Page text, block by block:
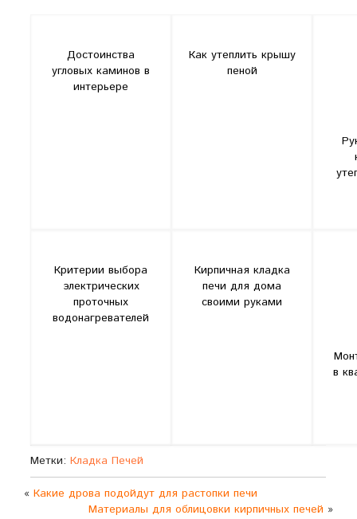
Достоинства
угловых каминов в
интерьере
Как утеплить крышу
пеной
Критерии выбора
электрических
проточных
водонагревателей
Кирпичная кладка
печи для дома
своими руками
в
Метки:Кладка Печей
« Какие дрова подойдут для растопки печи
Материалы для облицовки кирпичных печей »